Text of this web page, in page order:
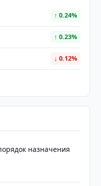
↑ 0.24%
↑ 0.23%
↓ 0.12%
назначения